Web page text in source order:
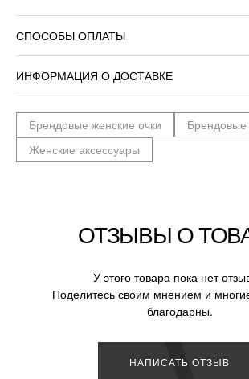
СПОСОБЫ ОПЛАТЫ
ИНФОРМАЦИЯ О ДОСТАВКЕ
Брендовые женские очки
Женские аксессуары
ОТЗЫВЫ О
У этого товара пока нет
Поделитесь своим мнением и
благодарны.
НАПИСАТЬ ОТЗЫВ